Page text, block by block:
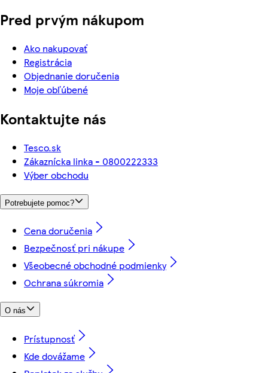
Pred prvým nákupom
Ako nakupovať
Registrácia
Objednanie doručenia
Moje obľúbené
Kontaktujte nás
Tesco.sk
Zákaznícka linka - 0800222333
Výber obchodu
Potrebujete pomoc?
Cena doručenia
Bezpečnosť pri nákupe
Všeobecné obchodné podmienky
Ochrana súkromia
O nás
Prístupnosť
Kde dovážame